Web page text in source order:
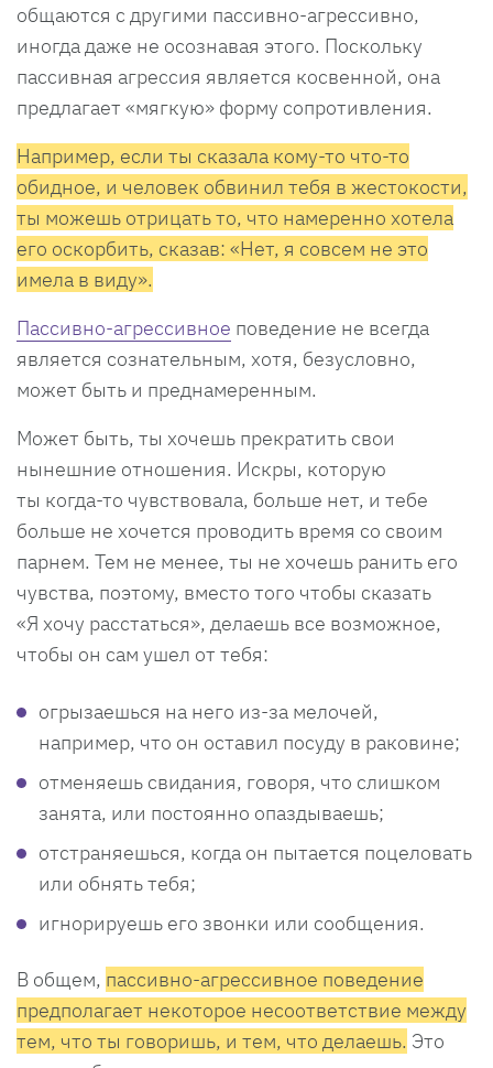
общаются с другими пассивно-агрессивно,
иногда даже не осознавая этого. Поскольку
пассивная агрессия является косвенной, она
предлагает «мягкую» форму сопротивления.
Например, если ты сказала кому-то что-то
обидное, и человек обвинил тебя в жестокости,
ты можешь отрицать то, что намеренно хотела
его оскорбить, сказав: «Нет, я совсем не это
имела в виду».
Пассивно-агрессивное поведение не всегда
является сознательным, хотя, безусловно,
может быть и преднамеренным.
Может быть, ты хочешь прекратить свои
нынешние отношения. Искры, которую
ты когда-то чувствовала, больше нет, и тебе
больше не хочется проводить время со своим
парнем. Тем не менее, ты не хочешь ранить его
чувства, поэтому, вместо того чтобы сказать
«Я хочу расстаться», делаешь все возможное,
чтобы он сам ушел от тебя:
огрызаешься на него из-за мелочей,
например, что он оставил посуду в раковине;
отменяешь свидания, говоря, что слишком
занята, или постоянно опаздываешь;
отстраняешься, когда он пытается поцеловать
или обнять тебя;
игнорируешь его звонки или сообщения.
В общем, пассивно-агрессивное поведение
предполагает некоторое несоответствие между
тем, что ты говоришь, и тем, что делаешь. Это